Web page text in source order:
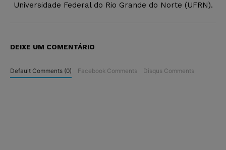
Universidade Federal do Rio Grande do Norte (UFRN).
DEIXE UM COMENTÁRIO
Default Comments (0) Facebook Comments Disqus Comments